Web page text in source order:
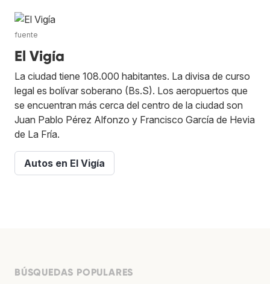
fuente
El Vigía
La ciudad tiene 108.000 habitantes. La divisa de curso
legal es bolívar soberano (Bs.S). Los aeropuertos que
se encuentran más cerca del centro de la ciudad son
Juan Pablo Pérez Alfonzo y Francisco García de Hevia
de La Fría.
Autos en El Vigía
BÚSQUEDAS POPULARES